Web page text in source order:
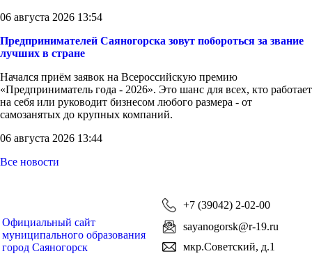
06 августа 2026 13:54
Предпринимателей Саяногорска зовут побороться за звание
лучших в стране
Начался приём заявок на Всероссийскую премию
«Предприниматель года - 2026». Это шанс для всех, кто работает
на себя или руководит бизнесом любого размера - от
самозанятых до крупных компаний.
06 августа 2026 13:44
Все новости
Официальный сайт
муниципального образования
город Саяногорск
+7 (39042) 2-02-00
sayanogorsk@r-19.ru
мкр.Советский, д.1